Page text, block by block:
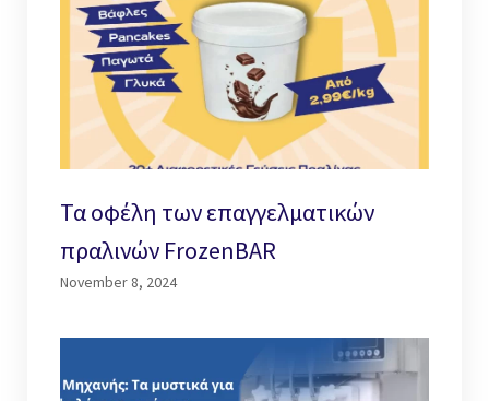
Τα οφέλη των επαγγελματικών
πραλινών FrozenBAR
November 8, 2024